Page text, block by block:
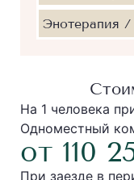
Энотерапия
На 1 человека
Одноместный
от 110
При заезде в